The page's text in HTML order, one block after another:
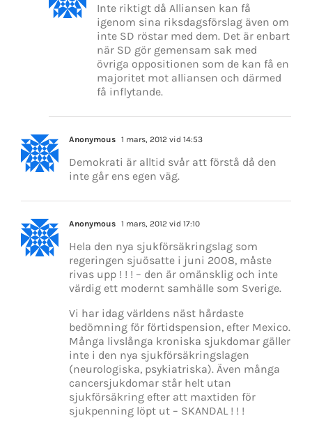
Inte riktigt då Alliansen kan få
igenom sina riksdagsförslag även om
inte SD röstar med dem. Det är enbart
när SD gör gemensam sak med
övriga oppositionen som de kan få en
majoritet mot alliansen och därmed
få inflytande.
Anonymous 1 mars, 2012 vid 14:53
Demokrati är alltid svår att förstå då den
inte går ens egen väg.
Anonymous 1 mars, 2012 vid 17:10
Hela den nya sjukförsäkringslag som
regeringen sjuösatte i juni 2008, måste
rivas upp ! ! ! – den är omänsklig och inte
värdig ett modernt samhälle som Sverige.
Vi har idag världens näst hårdaste
bedömning för förtidspension, efter Mexico.
Många livslånga kroniska sjukdomar gäller
inte i den nya sjukförsäkringslagen
(neurologiska, psykiatriska). Även många
cancersjukdomar står helt utan
sjukförsäkring efter att maxtiden för
sjukpenning löpt ut – SKANDAL ! ! !